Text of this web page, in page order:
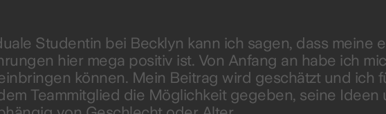
Studentin bei Becklyn kann ich sagen, dass meine
hier mega positiv ist. Von Anfang an habe ich
können. Mein Beitrag wird geschätzt und ich
Teammitglied die Möglichkeit gegeben, seine Ideen